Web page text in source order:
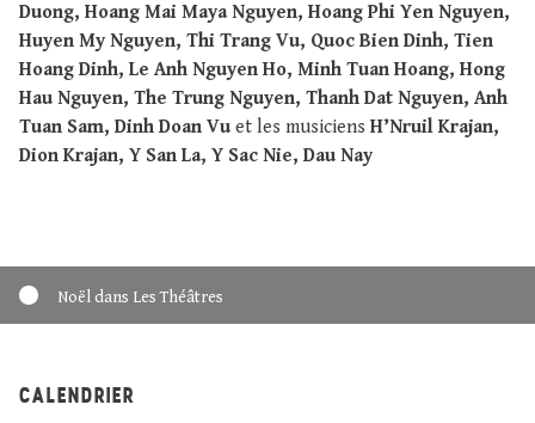
Duong, Hoang Mai Maya Nguyen, Hoang Phi Yen Nguyen,
Huyen My Nguyen, Thi Trang Vu, Quoc Bien Dinh, Tien
Hoang Dinh, Le Anh Nguyen Ho, Minh Tuan Hoang, Hong
Hau Nguyen, The Trung Nguyen, Thanh Dat Nguyen, Anh
Tuan Sam, Dinh Doan Vu et les musiciens H’Nruil Krajan,
Dion Krajan, Y San La, Y Sac Nie, Dau Nay
Noël dans Les Théâtres
CALENDRIER